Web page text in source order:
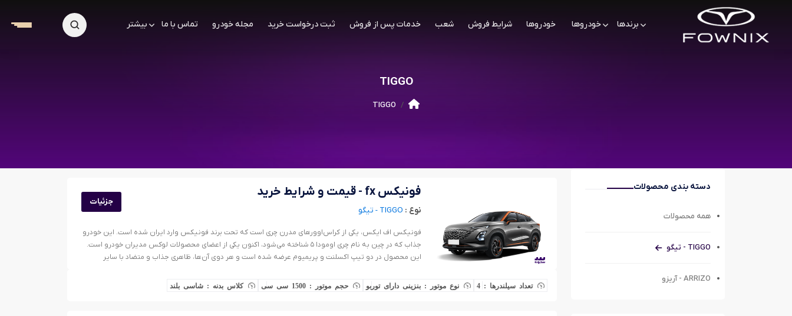
برندها خودروها خودروها شرایط فروش شعب خدمات پس از فروش ثبت درخواست خرید مجله خودرو تماس با ما بیشتر
TIGGO
TIGGO
دسته بندی محصولات
همه محصولات
TIGGO - تیگو
ARRIZO - آریزو
جزئیات
فونیکس fx - قیمت و شرایط خرید
نوع : TIGGO - تیگو
فونیکس اف ایکس، یکی از کراس‌اوورهای مدرن چری است که تحت برند فونیکس وارد ایران شده است. این خودرو
جذاب که در چین به نام چری اومودا ۵ شناخته می‌شود، اکنون یکی از اعضای محصولات لوکس مدیران خودرو است.
این محصول در دو تیپ اکسلنت و پریمیوم عرضه شده است و هر دوی آن‌ها، ظاهری جذاب و متضاد با سایر
تعداد سیلندرها : 4 نوع موتور : بنزینی دارای توربو حجم موتور : 1500 سی سی کلاس بدنه : شاسی بلند